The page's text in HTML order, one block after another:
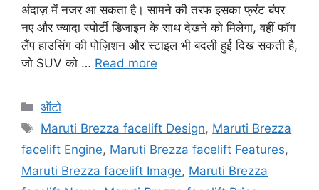
अंदाज़ में नजर आ सकता है। सामने की तरफ इसका फ्रंट बंपर
नए और ज्यादा स्पोर्टी डिजाइन के साथ देखने को मिलेगा, वहीं फॉग
लैंप हाउसिंग की पोज़िशन और स्टाइल भी बदली हुई दिख सकती है,
जो SUV को … Read more
Categories
ऑटो
Tags
Maruti Brezza facelift Design, Maruti Brezza
facelift Engine, Maruti Brezza facelift Features,
Maruti Brezza facelift Image, Maruti Brezza